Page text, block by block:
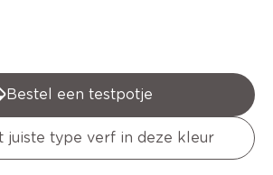
Bestel een testpotje
juiste type verf in deze kleur